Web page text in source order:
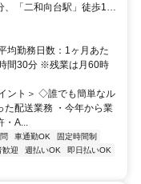
「二和向台駅」徒歩15
均勤務日数：1ヶ月あた
間30分 ※残業は月60時
イント＞ ◇誰でも簡単なル
配送業務 ・今年から業
A...
車通勤OK
固定時間制
歓迎 週払いOK
即日払いOK